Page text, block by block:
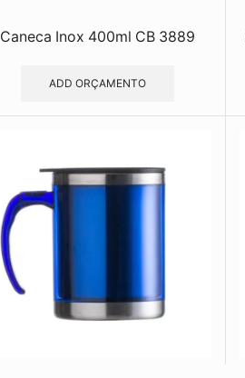
Caneca Inox 400ml CB 3889
ADD ORÇAMENTO